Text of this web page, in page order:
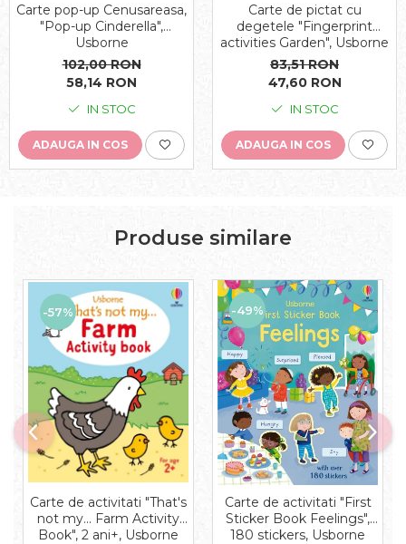
Carte pop-up Cenusareasa,
"Pop-up Cinderella",
Usborne
102,00 RON
58,14 RON
IN STOC
ADAUGA IN COS
Carte de pictat cu
degetele "Fingerprint
activities Garden", Usborne
83,51 RON
47,60 RON
IN STOC
ADAUGA IN COS
Produse similare
-57%
Carte de activitati "That's
not my... Farm Activity
Book", 2 ani+, Usborne
-49%
Carte de activitati "First
Sticker Book Feelings",
180 stickers, Usborne